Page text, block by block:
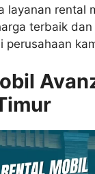
layanan rental
terbaik
perusahaan